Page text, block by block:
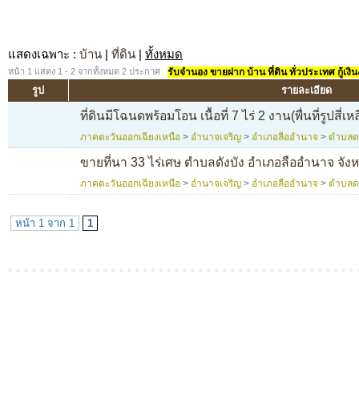
แสดงเฉพาะ : บ้าน | ที่ดิน | ทั้งหมด
หน้า 1 แสดง 1 - 2 จากทั้งหมด 2 ประกาศ รับจำนอง ขายฝาก บ้าน ที่ดิน ทั่วประเทศ กู้เงิ
รูป รายละเอียด
ที่ดินมีโฉนดพร้อมโอน เนื้อที่ 7 ไร่ 2 งาน(พื่นที่รูปสี่เห
ภาคตะวันออกเฉียงเหนือ > อำนาจเจริญ > อำเภอลืออำนาจ > ตำบล
ขายที่นา 33 ไร่เศษ ตำบลดังบัง อำเภอลืออำนาจ จัง
ภาคตะวันออกเฉียงเหนือ > อำนาจเจริญ > อำเภอลืออำนาจ > ตำบล
หน้า 1 จาก 1 1